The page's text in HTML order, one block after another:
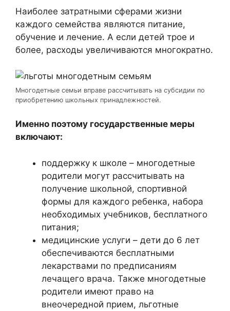
Наиболее затратными сферами жизни
каждого семейства являются питание,
обучение и лечение. А если детей трое и
более, расходы увеличиваются многократно.
Многодетные семьи вправе рассчитывать на субсидии по
приобретению школьных принадлежностей.
Именно поэтому государственные меры
включают:
поддержку к школе – многодетные
родители могут рассчитывать на
получение школьной, спортивной
формы для каждого ребенка, набора
необходимых учебников, бесплатного
питания;
медицинские услуги – дети до 6 лет
обеспечиваются бесплатными
лекарствами по предписаниям
лечащего врача. Также многодетные
родители имеют право на
внеочередной прием, льготные